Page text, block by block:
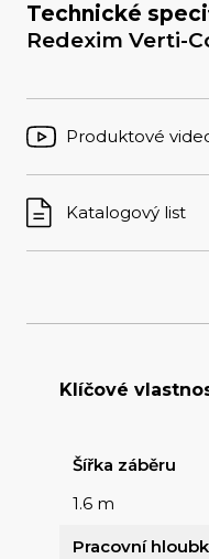
Technické
Redexim Verti-
Produktové
Katalogový list
Klíčové
Šířka záběru
1.6 m
Pracovní